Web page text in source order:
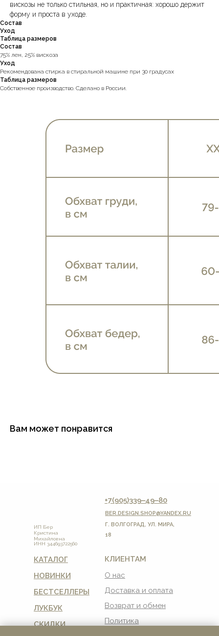
вискозы не только стильная, но и практичная: хорошо держит
форму и проста в уходе.
Состав
Уход
Таблица размеров
Состав
75% лен, 25% вискоза
Уход
Рекомендована стирка в стиральной машине при 30 градусах
Таблица размеров
Собственное производство. Сделано в России.
Вам может понравится
Политика
Возврат и обмен
Доставка и оплата
О нас
КЛИЕНТАМ
СКИДКИ
ЛУКБУК
БЕСТСЕЛЛЕРЫ
НОВИНКИ
КАТАЛОГ
BER.DESIGN.SHOP@YANDEX.RU
Г. ВОЛГОГРАД, УЛ. МИРА,
18
+7(905)339‒49‒80
ИНН 344693722560
ИП Бер
Кристина
Михайловна